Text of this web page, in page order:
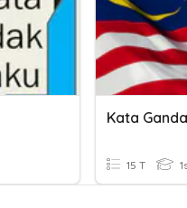
Kata Ganda
15 T